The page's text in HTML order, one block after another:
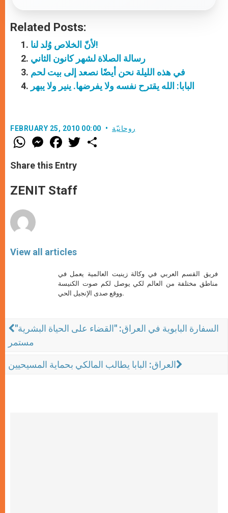
Related Posts:
لأنّ الخلاص وُلد لنا!
رسالة الصلاة لشهر كانون الثاني
في هذه الليلة نحن أيضًا نصعد إلى بيت لحم
البابا: الله يقترح نفسه ولا يفرضها. ينير ولا يبهر
FEBRUARY 25, 2010 00:00 روحانيّة
W
h
t
s
p
p
M
e
s
e
g
e
F
a
e
b
o
k
w
Share this Entry
ZENIT Staff
View all articles
فريق القسم العربي في وكالة زينيت العالمية يعمل في
مناطق مختلفة من العالم لكي يوصل لكم صوت الكنيسة
ووقع صدى الإنجيل الحي.
السفارة البابوية في العراق: "القضاء على الحياة البشرية"
مستمر
العراق: البابا يطالب المالكي بحماية المسيحيين